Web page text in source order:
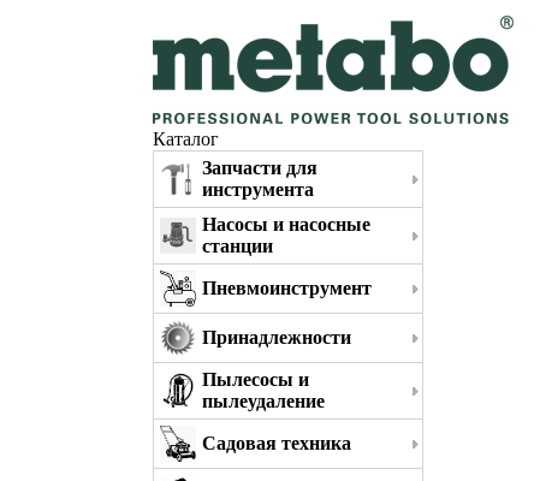
Каталог
Запчасти для
инструмента
Насосы и насосные
станции
Пневмоинструмент
Принадлежности
Пылесосы и
пылеудаление
Садовая техника